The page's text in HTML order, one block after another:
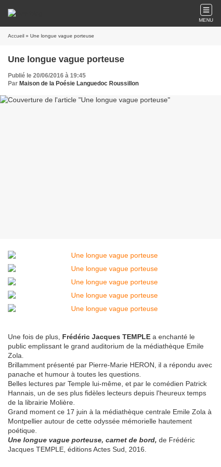
MENU
Accueil » Une longue vague porteuse
Une longue vague porteuse
Publié le 20/06/2016 à 19:45
Par Maison de la Poésie Languedoc Roussillon
Une fois de plus, Frédéric Jacques TEMPLE a enchanté le
public emplissant le grand auditorium de la médiathèque Emile
Zola.
Brillamment présenté par Pierre-Marie HERON, il a répondu avec
panache et humour à toutes les questions.
Belles lectures par Temple lui-même, et par le comédien Patrick
Hannais, un de ses plus fidèles lecteurs depuis l'heureux temps
de la librairie Molière.
Grand moment ce 17 juin à la médiathèque centrale Emile Zola à
Montpellier autour de cette odyssée mémorielle hautement
poétique.
Une longue vague porteuse, carnet de bord, de Frédéric
Jacques TEMPLE, éditions Actes Sud, 2016.